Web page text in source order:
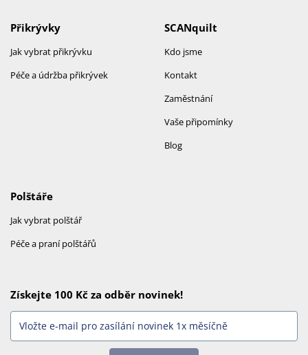
SCANquilt
Kdo jsme
Kontakt
Zaměstnání
Vaše připomínky
Blog
Přikrývky
Jak vybrat přikrývku
Péče a údržba přikrývek
Polštáře
Jak vybrat polštář
Péče a praní polštářů
Získejte 100 Kč za odběr novinek!